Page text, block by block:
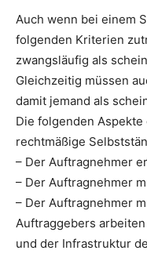
Auch wenn bei einem
folgenden Kriterien
zwangsläufig als
Gleichzeitig müssen
damit jemand als
Die folgenden
rechtmäßige
– Der Auftragnehmer
– Der Auftragnehmer
– Der Auftragnehmer
Auftraggebers
und der Infrastruktur